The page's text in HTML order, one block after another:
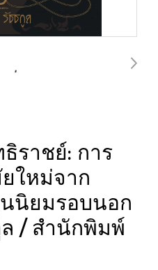
ราชย์: การ
ใหม่จาก
นิยมรอบนอก
/ สำนักพิมพ์